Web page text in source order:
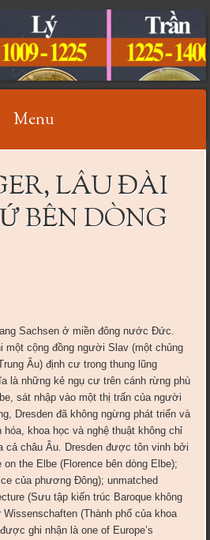
VIỆT NAM
Menu
LÂU ĐÀI
BÊN DÒNG
Sachsen ở miền đông nước Đức.
một cộng đồng người Slav (một chủng
Âu) định cư trong thung lũng
là những kẻ ngụ cư trên cánh rừng phù
sát nhập vào một thị trấn của người
Dresden đã không ngừng phát triển và
khoa học và nghệ thuật không chỉ
châu Âu. Dresden được tôn vinh bởi
the Elbe (Florence bên dòng Elbe);
của phương Đông); unmatched
(Sưu tập kiến trúc Baroque không
(Thành phố của khoa
ghi nhận là one of Europe’s